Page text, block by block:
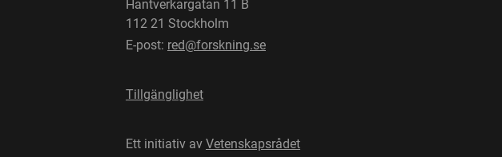
Hantverkargatan 11 B
112 21 Stockholm
E-post: red@forskning.se
Tillgänglighet
Ett initiativ av Vetenskapsrådet